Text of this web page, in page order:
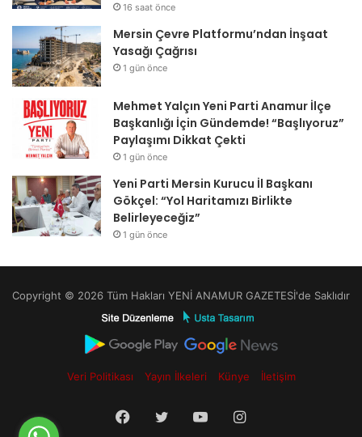
16 saat önce
Mersin Çevre Platformu’ndan İnşaat
Yasağı Çağrısı
1 gün önce
Mehmet Yalçın Yeni Parti Anamur İlçe
Başkanlığı İçin Gündemde! “Başlıyoruz”
Paylaşımı Dikkat Çekti
1 gün önce
Yeni Parti Mersin Kurucu İl Başkanı
Gökçel: “Yol Haritamızı Birlikte
Belirleyeceğiz”
1 gün önce
Copyright © 2026 Tüm Hakları YENİ ANAMUR GAZETESİ'de Saklıdır
Veri Politikası Yayın İlkeleri Künye İletişim
Facebook
TwitterYouTubeInstagram